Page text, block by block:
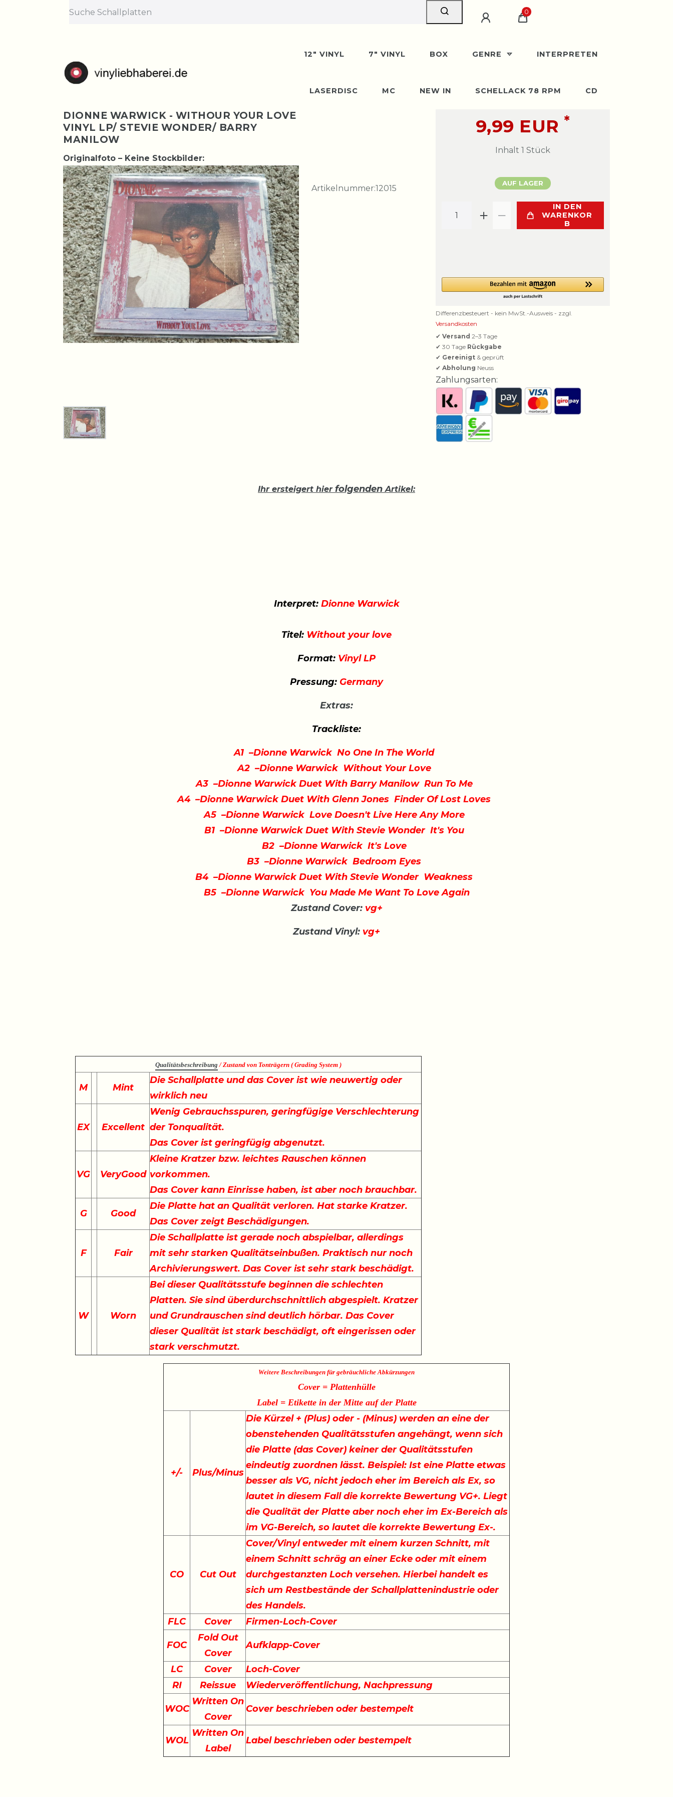
0
12" VINYL 7" VINYL BOX GENRE INTERPRETEN
LASERDISC MC NEW IN SCHELLACK 78 RPM CD
DIONNE WARWICK - WITHOUR YOUR LOVE
VINYL LP/ STEVIE WONDER/ BARRY
MANILOW
Originalfoto – Keine Stockbilder:
Artikelnummer:12015
9,99 EUR *
Inhalt 1 Stück
AUF LAGER
IN DEN
WARENKOR
B
Differenzbesteuert - kein MwSt.-Ausweis - zzgl.
Versandkosten
✔ Versand 2–3 Tage
✔ 30 Tage Rückgabe
✔ Gereinigt & geprüft
✔ Abholung Neuss
Zahlungsarten:
Ihr ersteigert hier folgenden Artikel:
Interpret:Dionne Warwick
Titel: Without your love
Format: Vinyl LP
Pressung: Germany
Extras:
Trackliste:
A1 –Dionne Warwick No One In The World
A2 –Dionne Warwick Without Your Love
A3 –Dionne Warwick Duet With Barry Manilow Run To Me
A4 –Dionne Warwick Duet With Glenn Jones Finder Of Lost Loves
A5 –Dionne Warwick Love Doesn't Live Here Any More
B1 –Dionne Warwick Duet With Stevie Wonder It's You
B2 –Dionne Warwick It's Love
B3 –Dionne Warwick Bedroom Eyes
B4 –Dionne Warwick Duet With Stevie Wonder Weakness
B5 –Dionne Warwick You Made Me Want To Love Again
Zustand Cover:vg+
Zustand Vinyl: vg+
Qualitätsbeschreibung / Zustand von Tonträgern ( Grading System )
M Mint
Die Schallplatte und das Cover ist wie neuwertig oder
wirklich neu
EX Excellent
Wenig Gebrauchsspuren, geringfügige Verschlechterung
der Tonqualität.
Das Cover ist geringfügig abgenutzt.
VG VeryGood
Kleine Kratzer bzw. leichtes Rauschen können
vorkommen.
Das Cover kann Einrisse haben, ist aber noch brauchbar.
G Good
Die Platte hat an Qualität verloren. Hat starke Kratzer.
Das Cover zeigt Beschädigungen.
F Fair
Die Schallplatte ist gerade noch abspielbar, allerdings
mit sehr starken Qualitätseinbußen. Praktisch nur noch
Archivierungswert. Das Cover ist sehr stark beschädigt.
W Worn
Bei dieser Qualitätsstufe beginnen die schlechten
Platten. Sie sind überdurchschnittlich abgespielt. Kratzer
und Grundrauschen sind deutlich hörbar. Das Cover
dieser Qualität ist stark beschädigt, oft eingerissen oder
stark verschmutzt.
Weitere Beschreibungen für gebräuchliche Abkürzungen
Cover = Plattenhülle
Label = Etikette in der Mitte auf der Platte
+/- Plus/Minus
Die Kürzel + (Plus) oder - (Minus) werden an eine der
obenstehenden Qualitätsstufen angehängt, wenn sich
die Platte (das Cover) keiner der Qualitätsstufen
eindeutig zuordnen lässt. Beispiel: Ist eine Platte etwas
besser als VG, nicht jedoch eher im Bereich als Ex, so
lautet in diesem Fall die korrekte Bewertung VG+. Liegt
die Qualität der Platte aber noch eher im Ex-Bereich als
im VG-Bereich, so lautet die korrekte Bewertung Ex-.
CO Cut Out
Cover/Vinyl entweder mit einem kurzen Schnitt, mit
einem Schnitt schräg an einer Ecke oder mit einem
durchgestanzten Loch versehen. Hierbei handelt es
sich um Restbestände der Schallplattenindustrie oder
des Handels.
FLC
Cover Firmen-Loch-Cover
FOC
Fold Out
Cover
Aufklapp-Cover
LC Cover
Loch-Cover
RI
Reissue Wiederveröffentlichung, Nachpressung
WOC
Written On
Cover
Cover beschrieben oder bestempelt
WOL
Written On
Label
Label beschrieben oder bestempelt